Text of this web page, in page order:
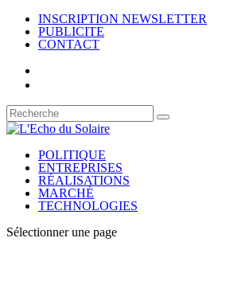
INSCRIPTION NEWSLETTER
PUBLICITE
CONTACT
POLITIQUE
ENTREPRISES
RÉALISATIONS
MARCHÉ
TECHNOLOGIES
Sélectionner une page